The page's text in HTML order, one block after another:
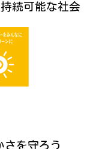
持続可能な社会